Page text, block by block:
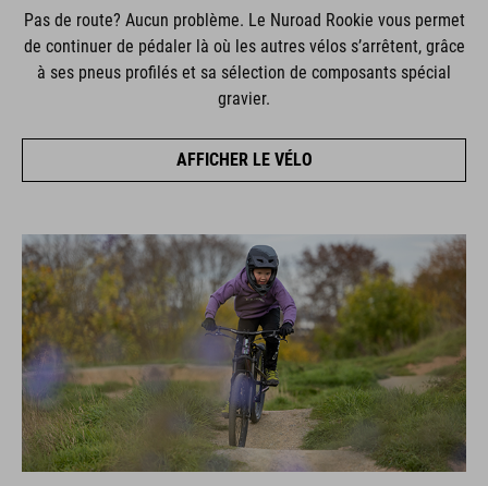
Pas de route? Aucun problème. Le Nuroad Rookie vous permet
de continuer de pédaler là où les autres vélos s’arrêtent, grâce
à ses pneus profilés et sa sélection de composants spécial
gravier.
AFFICHER LE VÉLO